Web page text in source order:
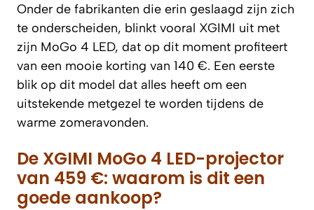
Onder de fabrikanten die erin geslaagd zijn zich
te onderscheiden, blinkt vooral XGIMI uit met
zijn MoGo 4 LED, dat op dit moment profiteert
van een mooie korting van 140 €. Een eerste
blik op dit model dat alles heeft om een
uitstekende metgezel te worden tijdens de
warme zomeravonden.
De XGIMI MoGo 4 LED-projector
van 459 €: waarom is dit een
goede aankoop?